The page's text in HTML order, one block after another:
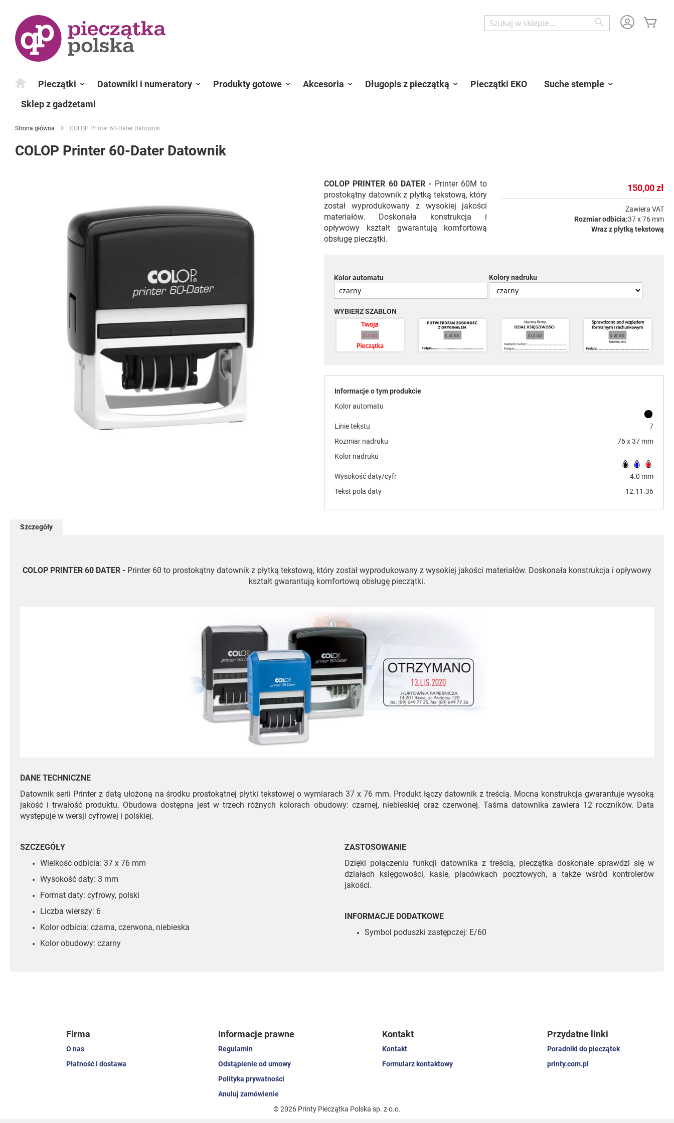
Wyszukaj
Pieczątki Datowniki i numeratory Produkty gotowe Akcesoria Długopis z pieczątką Pieczątki EKO
Suche stemple
Sklep z gadżetami
Strona główna COLOP Printer 60-Dater Datownik
COLOP Printer 60-Dater Datownik
150,00 zł
Zawiera VAT
Rozmiar odbicia:37 x 76 mm
Wraz z płytką tekstową
COLOP PRINTER 60 DATER - Printer 60M to
prostokątny datownik z płytką tekstową, który
został wyprodukowany z wysokiej jakości
materiałów. Doskonała konstrukcja i
opływowy kształt gwarantują komfortową
obsługę pieczątki.
Kolor automatu Kolory nadruku
WYBIERZ SZABLON
Informacje o tym produkcie
Kolor automatu
Linie tekstu
7
Rozmiar nadruku
76 x 37 mm
Kolor nadruku
Wysokość daty/cyfr
4.0 mm
Tekst pola daty
12.11.36
Szczegóły
COLOP PRINTER 60 DATER - Printer 60 to prostokątny datownik z płytką tekstową, który został wyprodukowany z wysokiej jakości materiałów. Doskonała konstrukcja i opływowy
kształt gwarantują komfortową obsługę pieczątki.
DANE TECHNICZNE
Datownik serii Printer z datą ułożoną na środku prostokątnej płytki tekstowej o wymiarach 37 x 76 mm. Produkt łączy datownik z treścią. Mocna konstrukcja gwarantuje wysoką
jakość i trwałość produktu. Obudowa dostępna jest w trzech różnych kolorach obudowy: czarnej, niebieskiej oraz czerwonej. Taśma datownika zawiera 12 roczników. Data
występuje w wersji cyfrowej i polskiej.
SZCZEGÓŁY
Wielkość odbicia: 37 x 76 mm
Wysokość daty: 3 mm
Format daty: cyfrowy, polski
Liczba wierszy: 6
Kolor odbicia: czarna, czerwona, niebieska
Kolor obudowy: czarny
ZASTOSOWANIE
Dzięki połączeniu funkcji datownika z treścią, pieczątka doskonale sprawdzi się w
działach księgowości, kasie, placówkach pocztowych, a także wśród kontrolerów
jakości.
INFORMACJE DODATKOWE
Symbol poduszki zastępczej: E/60
Firma
O nas
Płatność i dostawa
Informacje prawne
Regulamin
Odstąpienie od umowy
Polityka prywatności
Anuluj zamówienie
Kontakt
Kontakt
Formularz kontaktowy
Przydatne linki
Poradniki do pieczątek
printy.com.pl
© 2026 Printy Pieczątka Polska sp. z o.o.